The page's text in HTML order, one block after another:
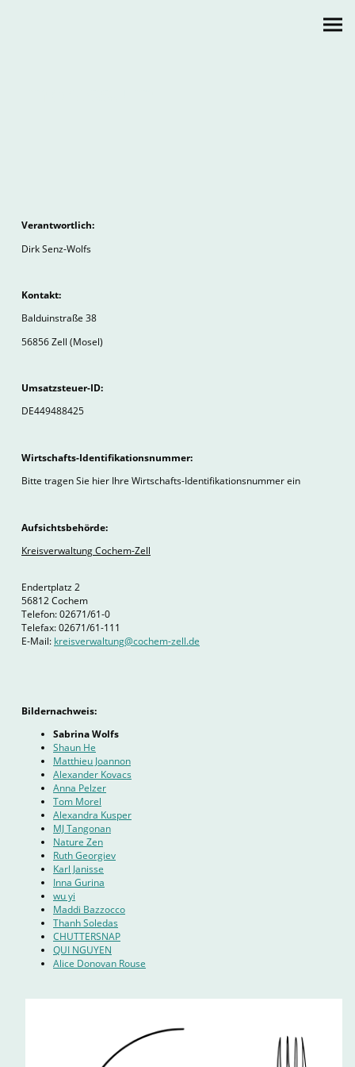
Verantwortlich:
Dirk Senz-Wolfs
Kontakt:
Balduinstraße 38
56856 Zell (Mosel)
Umsatzsteuer-ID:
DE449488425
Wirtschafts-Identifikationsnummer:
Bitte tragen Sie hier Ihre Wirtschafts-Identifikationsnummer ein
Aufsichtsbehörde:
Kreisverwaltung Cochem-Zell
Endertplatz 2
56812 Cochem
Telefon: 02671/61-0
Telefax: 02671/61-111
E-Mail: kreisverwaltung@cochem-zell.de
Bildernachweis:
Sabrina Wolfs
Shaun He
Matthieu Joannon
Alexander Kovacs
Anna Pelzer
Tom Morel
Alexandra Kusper
MJ Tangonan
Nature Zen
Ruth Georgiev
Karl Janisse
Inna Gurina
wu yi
Maddi Bazzocco
Thanh Soledas
CHUTTERSNAP
QUI NGUYEN
Alice Donovan Rouse